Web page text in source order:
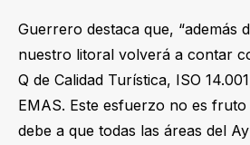
Guerrero destaca que, “además
nuestro litoral volverá a contar
Q de Calidad Turística, ISO
EMAS. Este esfuerzo no es
debe a que todas las áreas del